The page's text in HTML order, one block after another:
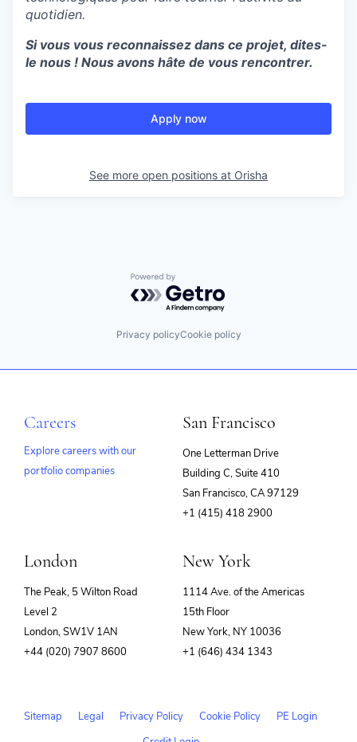
quotidien.
Si vous vous reconnaissez dans ce projet, dites-
le nous ! Nous avons hâte de vous rencontrer.
Apply now
See more open positions at Orisha
Powered by Getro.com
Privacy policyCookie policy
Careers
Explore careers with our
portfolio companies
San Francisco
One Letterman Drive
Building C, Suite 410
San Francisco, CA 97129
+1 (415) 418 2900
London
The Peak, 5 Wilton Road
Level 2
London, SW1V 1AN
+44 (020) 7907 8600
New York
1114 Ave. of the Americas
15th Floor
New York, NY 10036
+1 (646) 434 1343
Sitemap Legal Privacy Policy Cookie Policy
PE Login